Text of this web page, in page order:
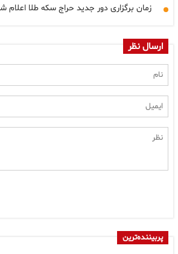
زمان برگزاری دور جدید حراج سکه طلا اعلام
ارسال نظر
پربیننده‌ترین